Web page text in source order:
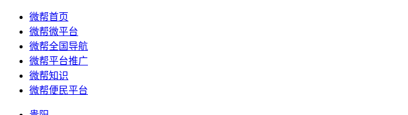
微帮首页
微帮微平台
微帮全国导航
微帮平台推广
微帮知识
微帮便民平台